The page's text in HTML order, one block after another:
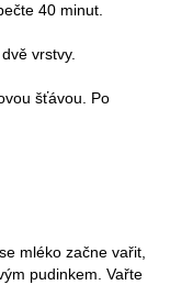
40 minut.
vrstvy.
šťávou. Po
mléko začne vařit,
pudinkem. Vařte